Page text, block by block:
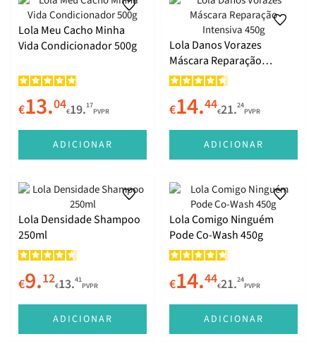
Lola Meu Cacho Minha
Vida Condicionador 500g
€13.04€19.17
PVPR
ADICIONAR
Lola Danos Vorazes
Máscara Reparação
Intensiva 450g
€14.44€21.24
PVPR
ADICIONAR
Lola Densidade Shampoo
250ml
€9.12€13.41
PVPR
ADICIONAR
Lola Comigo Ninguém
Pode Co-Wash 450g
€14.44€21.24
PVPR
ADICIONAR